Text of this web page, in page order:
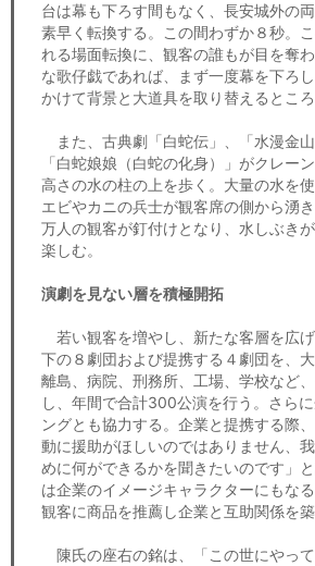
台は幕も下ろす間もなく、長安城外の
素早く転換する。この間わずか８秒。
れる場面転換に、観客の誰もが目を奪
な歌仔戯であれば、まず一度幕を下ろ
かけて背景と大道具を取り替えるところ
また、古典劇「白蛇伝」、「水漫金山
「白蛇娘娘（白蛇の化身）」がクレー
高さの水の柱の上を歩く。大量の水を
エビやカニの兵士が観客席の側から湧
万人の観客が釘付けとなり、水しぶき
楽しむ。
演劇を見ない層を積極開拓
若い観客を増やし、新たな客層を広
下の８劇団および提携する４劇団を、大
離島、病院、刑務所、工場、学校など
し、年間で合計300公演を行う。さら
ングとも協力する。企業と提携する際
動に援助がほしいのではありません、
めに何ができるかを聞きたいのです」
は企業のイメージキャラクターにもなる
観客に商品を推薦し企業と互助関係を築
陳氏の座右の銘は、「この世にやっ